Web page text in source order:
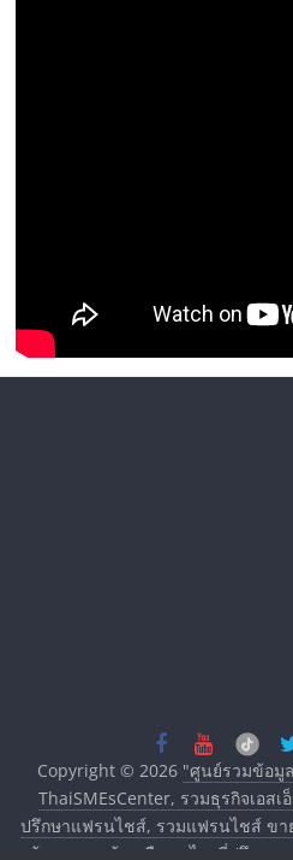
Copyright © 2026 "ศูนย์รวมข้อมู
ThaiSMEsCenter, รวมธุรกิจเอส
ปรึกษาแฟรนไชส์, รวมแฟรนไชส์ ข
บ้าน ลงทุนน้อย คืนทุนไว, ที่ปรึกษา